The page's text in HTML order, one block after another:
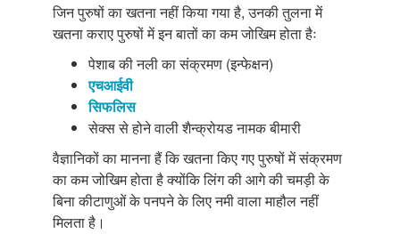
जिन पुरुषों का खतना नहीं किया गया है, उनकी तुलना में
खतना कराए पुरुषों में इन बातों का कम जोखिम होता हैः
पेशाब की नली का संक्रमण (इन्फेक्षन)
एचआईवी
सिफलिस
सेक्स से होने वाली शैन्क्रोयड नामक बीमारी
वैज्ञानिकों का मानना हैं कि खतना किए गए पुरुषों में संक्रमण
का कम जोखिम होता है क्योंकि लिंग की आगे की चमड़ी के
बिना कीटाणुओं के पनपने के लिए नमी वाला माहौल नहीं
मिलता है।